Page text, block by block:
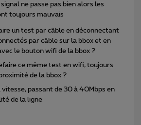
ne passe pas bien alors les
toujours mauvais
un test par câble en déconnectant
par câble sur la bbox et en
le bouton wifi de la bbox ?
ce même test en wifi, toujours
de la bbox ?
vitesse, passant de 30 à 40Mbps en
de la ligne